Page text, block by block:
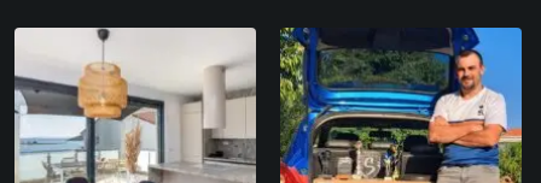
stolnom tenisu!